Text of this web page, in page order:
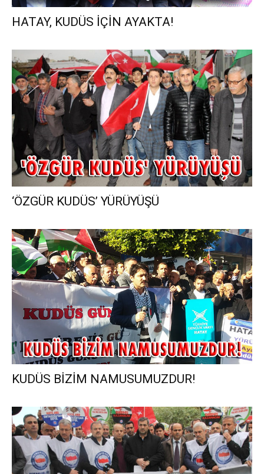
HATAY, KUDÜS İÇİN AYAKTA!
‘ÖZGÜR KUDÜS’ YÜRÜYÜŞÜ
KUDÜS BİZİM NAMUSUMUZDUR!